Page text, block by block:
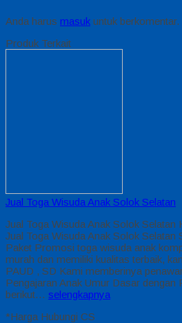
Anda harus masuk untuk berkomentar.
Produk Terkait
Jual Toga Wisuda Anak Solok Selatan
Jual Toga Wisuda Anak Solok Selatan
Jual Toga Wisuda Anak Solok Selatan
Paket Promosi toga wisuda anak
murah dan memiliki kualitas terbaik,
PAUD , SD Kami memberinya
Pengajaran Anak Umur Dasar dengan
berikut… selengkapnya
*Harga Hubungi CS